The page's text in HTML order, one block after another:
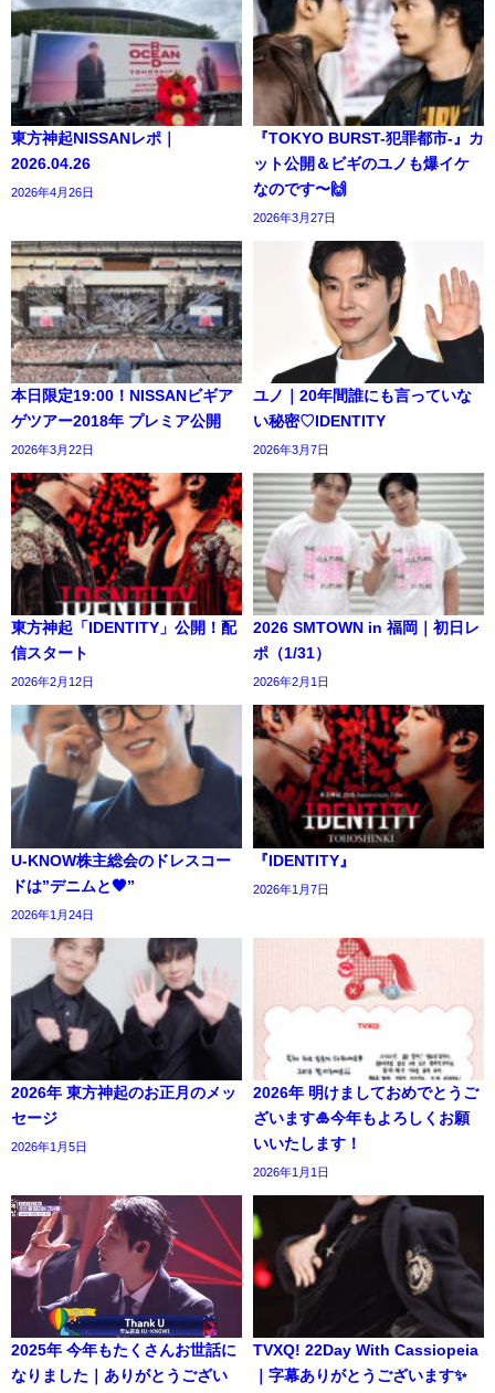
東方神起NISSANレポ｜
2026.04.26
2026年4月26日
『TOKYO BURST-犯罪都市-』カ
ット公開＆ビギのユノも爆イケ
なのです〜🙌
2026年3月27日
本日限定19:00！NISSANビギア
ゲツアー2018年 プレミア公開
2026年3月22日
ユノ｜20年間誰にも言っていな
い秘密♡IDENTITY
2026年3月7日
東方神起「IDENTITY」公開！配
信スタート
2026年2月12日
2026 SMTOWN in 福岡｜初日レ
ポ（1/31）
2026年2月1日
U-KNOW株主総会のドレスコー
ドは”デニムと🖤”
2026年1月24日
『IDENTITY』
2026年1月7日
2026年 東方神起のお正月のメッ
セージ
2026年1月5日
2026年 明けましておめでとうご
ざいます🎍今年もよろしくお願
いいたします！
2026年1月1日
2025年 今年もたくさんお世話に
なりました｜ありがとうござい
TVXQ! 22Day With Cassiopeia
｜字幕ありがとうございます✨️